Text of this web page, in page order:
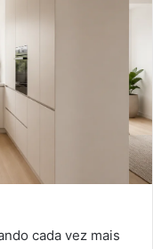
cada vez mais